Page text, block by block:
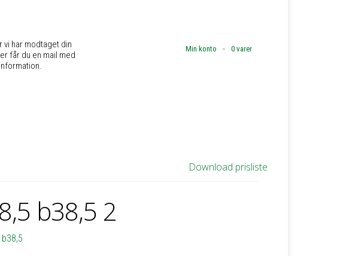
Min konto 0 varer
vi har modtaget din
får du en mail med
Download prisliste
b38,5 2